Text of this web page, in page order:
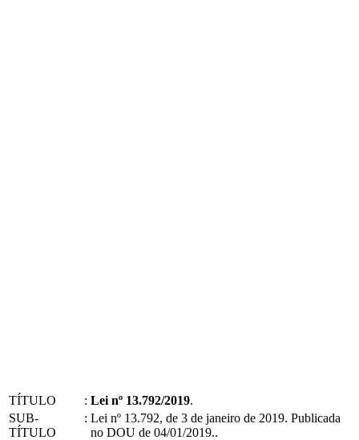
TÍTULO : Lei nº 13.792/2019.
SUB-
TÍTULO
: Lei nº 13.792, de 3 de janeiro de 2019. Publicada
no DOU de 04/01/2019..